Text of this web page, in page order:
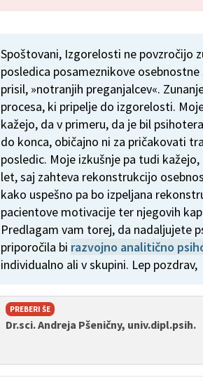
Spoštovani, Izgorelosti ne povzročijo
posledica posameznikove
prisil, »notranjih preganjalcev«.
procesa, ki pripelje do izgorelosti.
kažejo, da v primeru, da je bil
do konca, običajno ni za pričakovati
posledic. Moje izkušnje pa tudi
let, saj zahteva rekonstrukcijo
kako uspešno pa bo izpeljana
pacientove motivacije ter njegovih
Predlagam vam torej, da nadaljujete
priporočila bi razvojno analitično
individualno ali v skupini. Lep pozdrav,
PREBERI ŠE
Dr.sci. Andreja Pšeničny, univ.dipl.psih.